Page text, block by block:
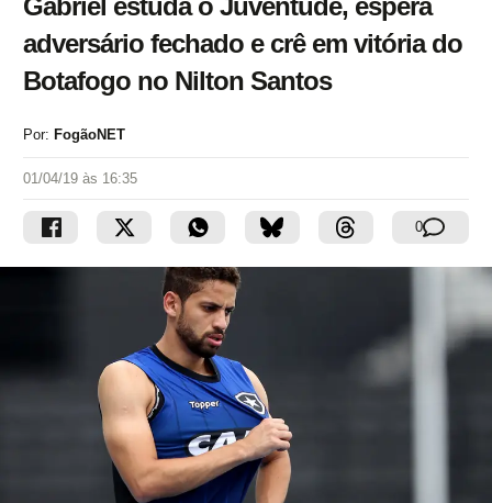
Gabriel estuda o Juventude, espera
adversário fechado e crê em vitória do
Botafogo no Nilton Santos
Por: FogãoNET
01/04/19 às 16:35
0